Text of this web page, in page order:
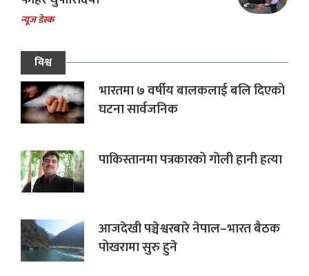
न्यूज डेस्क
विश्व
भारतमा ७ वर्षीय बालकलाई बलि दिएको
घटना सार्वजनिक
पाकिस्तानमा पत्रकारको गोली हानी हत्या
आजदेखी पञ्चेश्वरबारे नेपाल–भारत बैठक
पोखरामा सुरु हुने